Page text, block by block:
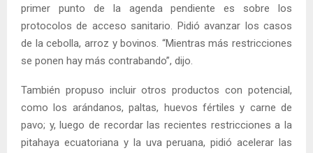
primer punto de la agenda pendiente es sobre los
protocolos de acceso sanitario. Pidió avanzar los casos
de la cebolla, arroz y bovinos. “Mientras más restricciones
se ponen hay más contrabando”, dijo.
También propuso incluir otros productos con potencial,
como los arándanos, paltas, huevos fértiles y carne de
pavo; y, luego de recordar las recientes restricciones a la
pitahaya ecuatoriana y la uva peruana, pidió acelerar las